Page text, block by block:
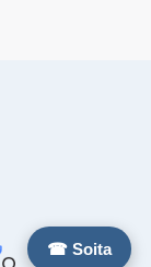
☎ Soita